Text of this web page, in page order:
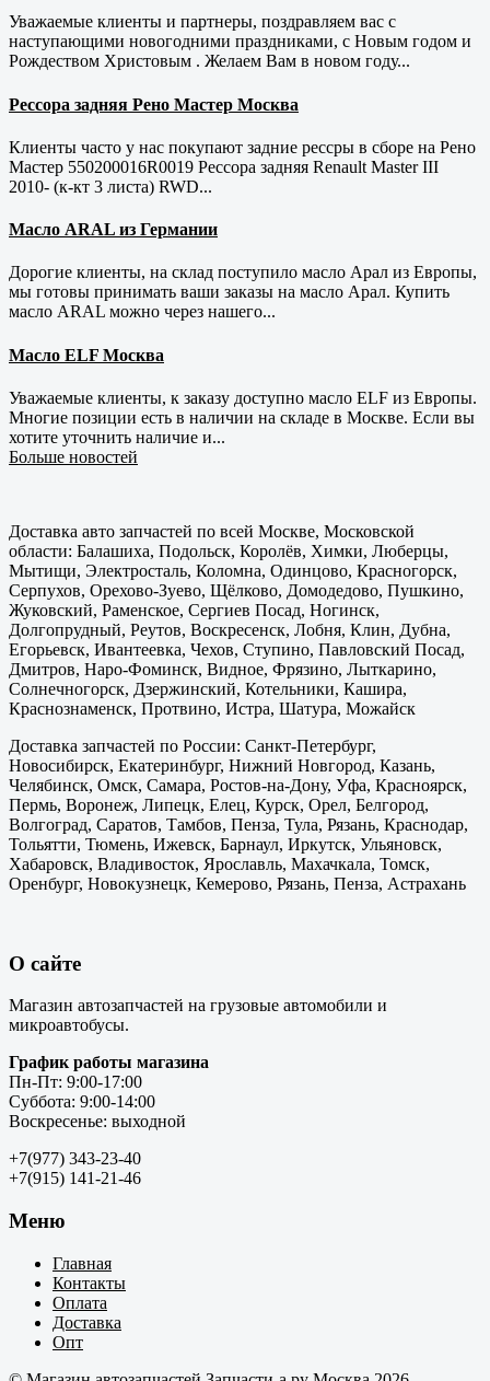
Уважаемые клиенты и партнеры, поздравляем вас с
наступающими новогодними праздниками, с Новым годом и
Рождеством Христовым . Желаем Вам в новом году...
Рессора задняя Рено Мастер Москва
Клиенты часто у нас покупают задние рессры в сборе на Рено
Мастер 550200016R0019 Рессора задняя Renault Master III
2010- (к-кт 3 листа) RWD...
Масло ARAL из Германии
Дорогие клиенты, на склад поступило масло Арал из Европы,
мы готовы принимать ваши заказы на масло Арал. Купить
масло ARAL можно через нашего...
Масло ELF Москва
Уважаемые клиенты, к заказу доступно масло ELF из Европы.
Многие позиции есть в наличии на складе в Москве. Если вы
хотите уточнить наличие и...
Больше новостей
Доставка авто запчастей по всей Москве, Московской
области: Балашиха, Подольск, Королёв, Химки, Люберцы,
Мытищи, Электросталь, Коломна, Одинцово, Красногорск,
Серпухов, Орехово-Зуево, Щёлково, Домодедово, Пушкино,
Жуковский, Раменское, Сергиев Посад, Ногинск,
Долгопрудный, Реутов, Воскресенск, Лобня, Клин, Дубна,
Егорьевск, Ивантеевка, Чехов, Ступино, Павловский Посад,
Дмитров, Наро-Фоминск, Видное, Фрязино, Лыткарино,
Солнечногорск, Дзержинский, Котельники, Кашира,
Краснознаменск, Протвино, Истра, Шатура, Можайск
Доставка запчастей по России: Санкт-Петербург,
Новосибирск, Екатеринбург, Нижний Новгород, Казань,
Челябинск, Омск, Самара, Ростов-на-Дону, Уфа, Красноярск,
Пермь, Воронеж, Липецк, Елец, Курск, Орел, Белгород,
Волгоград, Саратов, Тамбов, Пенза, Тула, Рязань, Краснодар,
Тольятти, Тюмень, Ижевск, Барнаул, Иркутск, Ульяновск,
Хабаровск, Владивосток, Ярославль, Махачкала, Томск,
Оренбург, Новокузнецк, Кемерово, Рязань, Пенза, Астрахань
О сайте
Магазин автозапчастей на грузовые автомобили и
микроавтобусы.
График работы магазина
Пн-Пт: 9:00-17:00
Суббота: 9:00-14:00
Воскресенье: выходной
+7(977) 343-23-40
+7(915) 141-21-46
Меню
Главная
Контакты
Оплата
Доставка
Опт